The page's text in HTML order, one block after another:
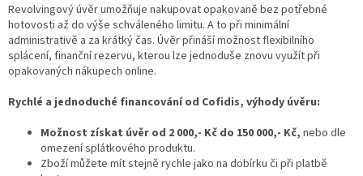
Revolvingový úvěr umožňuje nakupovat opakovaně bez potřebné
hotovosti až do výše schváleného limitu. A to při minimální
administrativě a za krátký čas. Úvěr přináší možnost flexibilního
splácení, finanční rezervu, kterou lze jednoduše znovu využít při
opakovaných nákupech online.
Rychlé a jednoduché financování od Cofidis, výhody úvěru:
Možnost získat úvěr od 2 000,- Kč do 150 000,- Kč, nebo dle
omezení splátkového produktu.
Zboží můžete mít stejně rychle jako na dobírku či při platbě